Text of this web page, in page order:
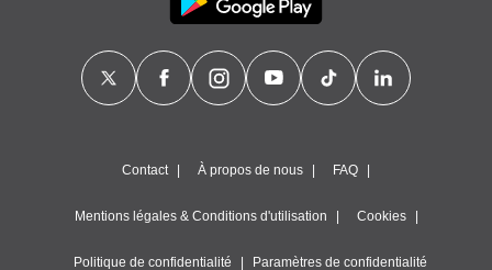
Contact À propos de nous FAQ
Mentions légales & Conditions d'utilisation Cookies
Politique de confidentialité Paramètres de confidentialité